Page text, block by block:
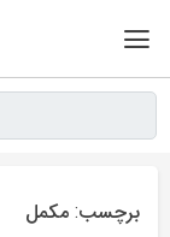
برچسب: مکمل